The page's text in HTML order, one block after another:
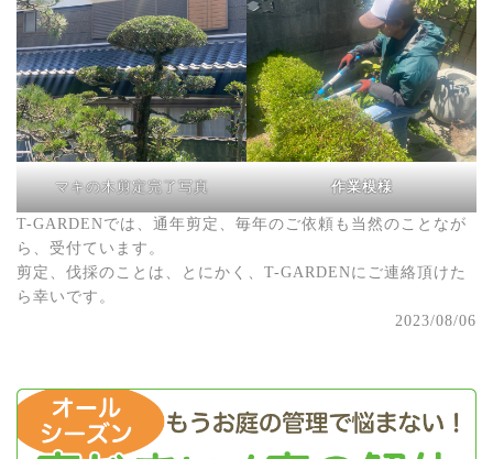
マキの木剪定完了写真 作業模様
T-GARDENでは、通年剪定、毎年のご依頼も当然のことなが
ら、受付ています。
剪定、伐採のことは、とにかく、T-GARDENにご連絡頂けた
ら幸いです。
2023/08/06